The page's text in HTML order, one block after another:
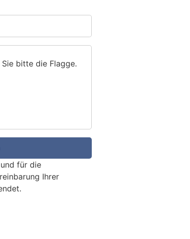
Sie bitte die Flagge.
für die
Ihrer